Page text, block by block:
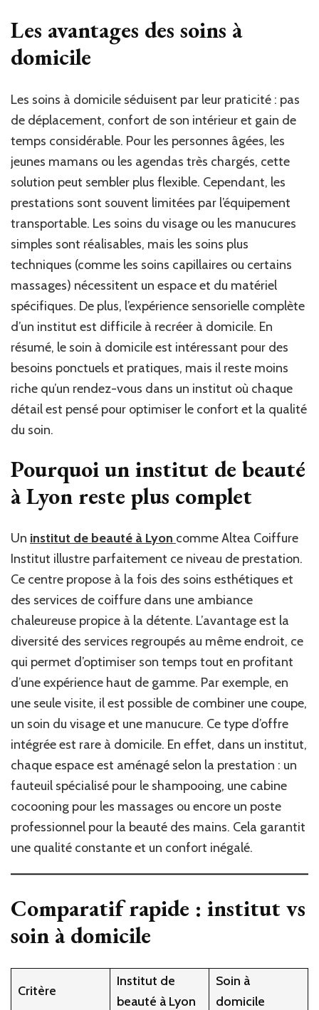
Les avantages des soins à
domicile
Les soins à domicile séduisent par leur praticité : pas
de déplacement, confort de son intérieur et gain de
temps considérable. Pour les personnes âgées, les
jeunes mamans ou les agendas très chargés, cette
solution peut sembler plus flexible. Cependant, les
prestations sont souvent limitées par l’équipement
transportable. Les soins du visage ou les manucures
simples sont réalisables, mais les soins plus
techniques (comme les soins capillaires ou certains
massages) nécessitent un espace et du matériel
spécifiques. De plus, l’expérience sensorielle complète
d’un institut est difficile à recréer à domicile. En
résumé, le soin à domicile est intéressant pour des
besoins ponctuels et pratiques, mais il reste moins
riche qu’un rendez-vous dans un institut où chaque
détail est pensé pour optimiser le confort et la qualité
du soin.
Pourquoi uninstitut de beauté
à Lyon reste plus complet
Un institut de beauté à Lyon comme Altea Coiffure
Institut illustre parfaitement ce niveau de prestation.
Ce centre propose à la fois des soins esthétiques et
des services de coiffure dans une ambiance
chaleureuse propice à la détente. L’avantage est la
diversité des services regroupés au même endroit, ce
qui permet d’optimiser son temps tout en profitant
d’une expérience haut de gamme. Par exemple, en
une seule visite, il est possible de combiner une coupe,
un soin du visage et une manucure. Ce type d’offre
intégrée est rare à domicile. En effet, dans un institut,
chaque espace est aménagé selon la prestation : un
fauteuil spécialisé pour le shampooing, une cabine
cocooning pour les massages ou encore un poste
professionnel pour la beauté des mains. Cela garantit
une qualité constante et un confort inégalé.
Comparatif rapide : institut vs
soin à domicile
Critère
Institut de
beauté à Lyon
Soin à
domicile